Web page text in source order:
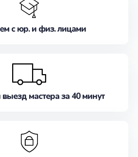
с юр. и физ. лицами
мастера за 40 минут